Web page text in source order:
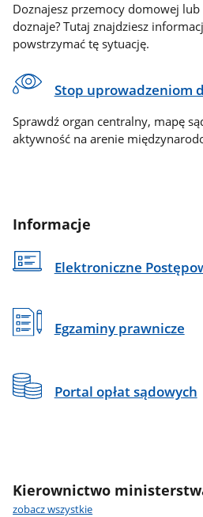
Doznajesz przemocy domowej lub
doznaje? Tutaj znajdziesz
powstrzymać tę sytuację.
Stop uprowadzeniom
Sprawdź organ centralny, mapę
aktywność na arenie
Informacje
Elektroniczne
Egzaminy prawnicze
Portal opłat sądowych
Kierownictwo
zobacz wszystkie